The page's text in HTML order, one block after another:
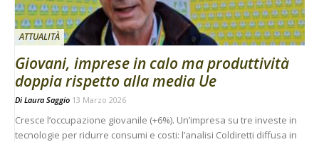
ATTUALITÀ
Giovani, imprese in calo ma produttività
doppia rispetto alla media Ue
Di Laura Saggio 13 Marzo 2026
Cresce l’occupazione giovanile (+6%). Un’impresa su tre investe in
tecnologie per ridurre consumi e costi: l’analisi Coldiretti diffusa in